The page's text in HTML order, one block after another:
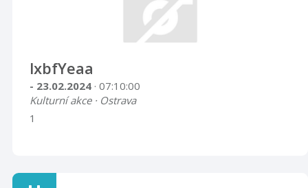
lxbfYeaa
- 23.02.2024 · 07:10:00
Kulturní akce · Ostrava
1